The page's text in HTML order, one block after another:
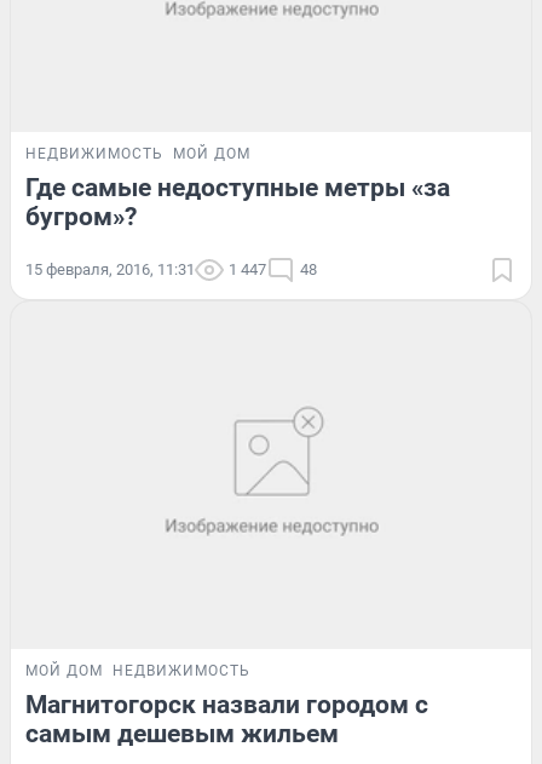
НЕДВИЖИМОСТЬ МОЙ ДОМ
Где самые недоступные метры «за
бугром»?
15 февраля, 2016, 11:31 1 447 48
МОЙ ДОМ НЕДВИЖИМОСТЬ
Магнитогорск назвали городом с
самым дешевым жильем